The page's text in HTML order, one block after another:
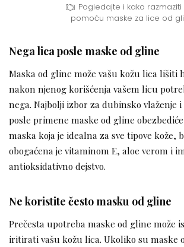
Pogledajte i kako razmaziti
pomoću maske za lice od
Nega lica posle maske od gline
Maska od gline može vašu kožu lica lišiti
nakon njenog korišćenja vašem licu
nega. Najbolji izbor za dubinsko vlaženje
posle primene maske od gline
maska koja je idealna za sve tipove kože,
obogaćena je vitaminom E, aloe verom i
antioksidativno dejstvo.
Ne koristite često masku od gline
Prečesta upotreba maske od gline može
iritirati vašu kožu lica. Ukoliko su maske